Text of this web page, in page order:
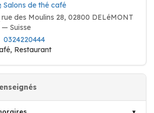
Salons de thé café
rue des Moulins 28, 02800 DELéMONT
— Suisse
0324220444
Restaurant